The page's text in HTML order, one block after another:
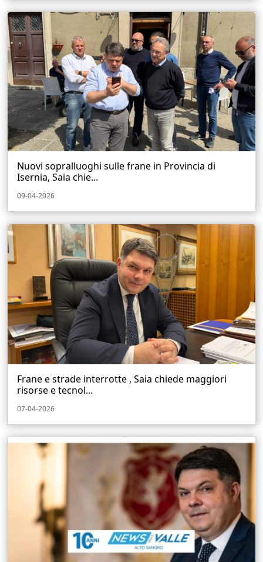
Nuovi sopralluoghi sulle frane in Provincia di
Isernia, Saia chie...
09-04-2026
Frane e strade interrotte , Saia chiede maggiori
risorse e tecnol...
07-04-2026